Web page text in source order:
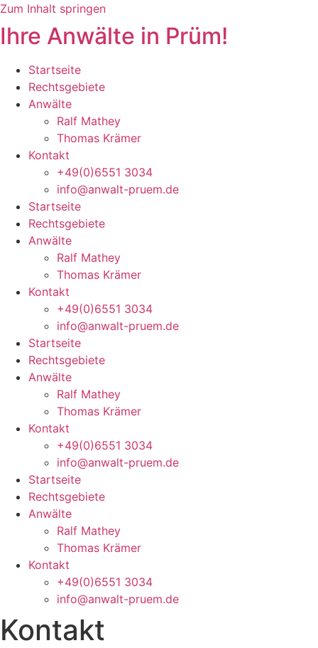
Zum Inhalt springen
Ihre Anwälte in Prüm!
Startseite
Rechtsgebiete
Anwälte
Ralf Mathey
Thomas Krämer
Kontakt
+49(0)6551 3034
info@anwalt-pruem.de
Startseite
Rechtsgebiete
Anwälte
Ralf Mathey
Thomas Krämer
Kontakt
+49(0)6551 3034
info@anwalt-pruem.de
Startseite
Rechtsgebiete
Anwälte
Ralf Mathey
Thomas Krämer
Kontakt
+49(0)6551 3034
info@anwalt-pruem.de
Startseite
Rechtsgebiete
Anwälte
Ralf Mathey
Thomas Krämer
Kontakt
+49(0)6551 3034
info@anwalt-pruem.de
Kontakt